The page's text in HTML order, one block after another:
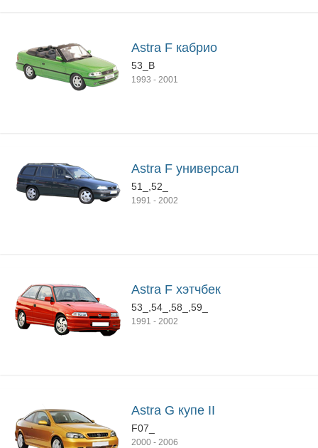
Astra F кабрио
53_B
1993 - 2001
Astra F универсал
51_,52_
1991 - 2002
Astra F хэтчбек
53_,54_,58_,59_
1991 - 2002
Astra G купе II
F07_
2000 - 2006